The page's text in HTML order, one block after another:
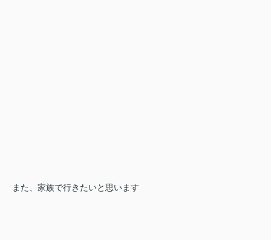
また、家族で行きたいと思います